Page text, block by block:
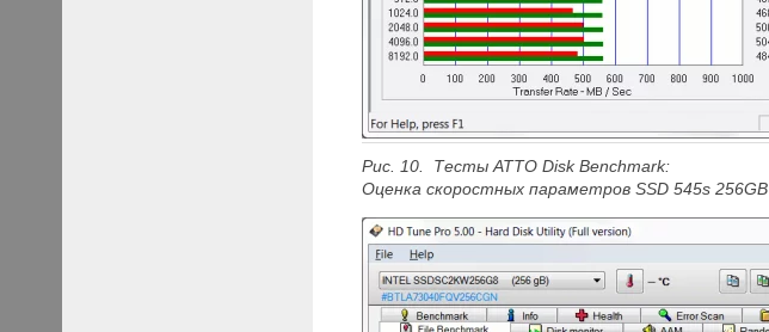
Рис. 10. Тесты ATTO Disk Benchmark:
Оценка скоростных параметров SSD 545s 256GB